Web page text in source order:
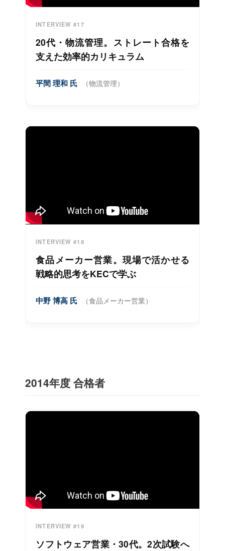
INTERVIEW #17
20代・物流管理。ストレート合格を
支えた効率的カリキュラム
平間 理和 氏 （物流管理）
INTERVIEW #18
食品メーカー営業。現場で活かせる
戦略的思考をKECで学ぶ
中野 博高 氏 （食品メーカー営業）
2014年度 合格者
INTERVIEW #19
ソフトウェア営業・30代。2次試験へ